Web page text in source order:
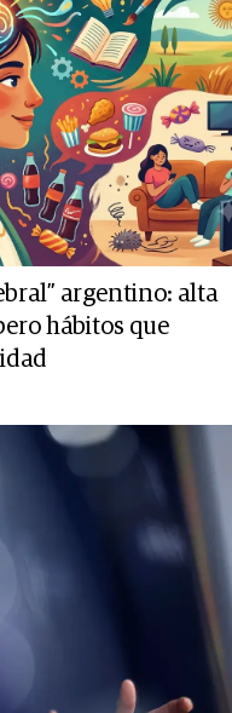
argentino: alta
hábitos que